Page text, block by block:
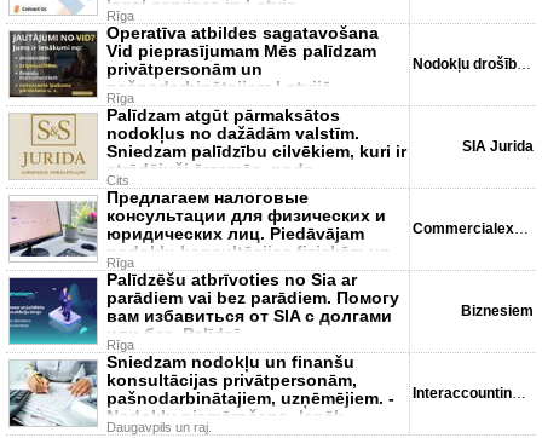
legal services in Latvia
Rīga
Operatīva atbildes sagatavošana
Vid pieprasījumam Mēs palīdzam
privātpersonām un
pašnodarbinātajiem Latvijā
sagatavot
Rīga
Nodokļu drošības centrs
Palīdzam atgūt pārmaksātos
nodokļus no dažādām valstīm.
Sniedzam palīdzību cilvēkiem, kuri ir
strādājuši ārzemēs, nodo
Cits
SIA Jurida
Предлагаем налоговые
консультации для физических и
юридических лиц. Piedāvājam
nodokļu konsultācijas fiziskām un
jurid
Rīga
Commercialexperts. Lv
Palīdzēšu atbrīvoties no Sia ar
parādiem vai bez parādiem. Помогу
вам избавиться от SIA с долгами
или без. Palīdzē
Rīga
Biznesiem
Sniedzam nodokļu un finanšu
konsultācijas privātpersonām,
pašnodarbinātajiem, uzņēmējiem. -
Nodokļu piemērošana -Ienāk
Daugavpils un raj.
Interaccounting SIA